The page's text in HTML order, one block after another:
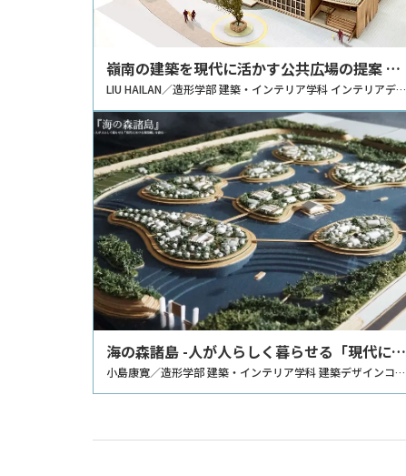
嶺南の建築を現代に活かす公共広場の提案 －
南頭古城の再生計画－
LIU HAILAN／造形学部 建築・インテリア学科 インテリアデ
海の森諸島 -人が人らしく暮らせる「現代にお
ける理想郷」を創る-
小島康寛／造形学部 建築・インテリア学科 建築デザインコー